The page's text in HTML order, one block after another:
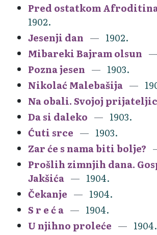
Pred ostatkom
1902.
Jesenji dan
1902.
Mibareki Bajram olsun
Pozna jesen
1903.
Nikolać Malebašija
Na obali. Svojoj
Da si daleko
1903.
Ćuti srce
1903.
Zar će s nama biti bolje?
Prošlih zimnjih dana.
Jakšića
1904.
Čekanje
1904.
S r e ć a
1904.
U njihno proleće
1904.